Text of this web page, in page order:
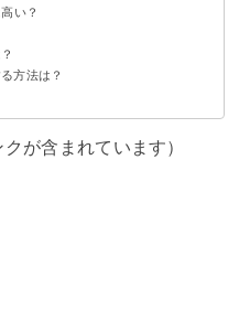
い？
ている
方法は？
で変更する
が含まれています）